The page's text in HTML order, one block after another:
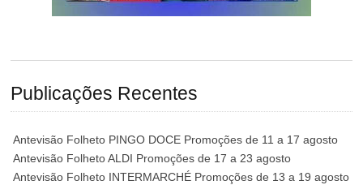
Publicações Recentes
Antevisão Folheto PINGO DOCE Promoções de 11 a 17 agosto
Antevisão Folheto ALDI Promoções de 17 a 23 agosto
Antevisão Folheto INTERMARCHÉ Promoções de 13 a 19 agosto